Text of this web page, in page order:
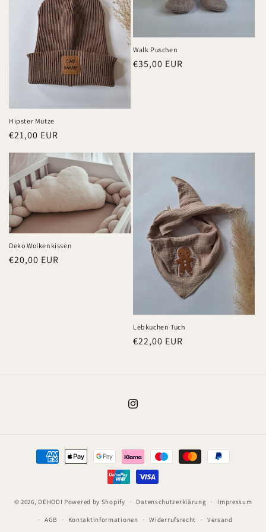
Hipster Mütze
Normaler
€21,00 EUR
Walk Puschen
Normaler
€35,00 EUR
Deko Wolkenkissen
Normaler
€20,00 EUR
Lebkuchen Tuch
Normaler
€22,00 EUR
Instagram
Zahlungsmethoden
© 2026, DEHODI Powered by Shopify Datenschutzerklärung Impressum
AGB Kontaktinformationen Widerrufsrecht Versand